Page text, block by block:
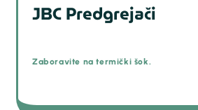
JBC Predgrejači
Zaboravite na termički šok.